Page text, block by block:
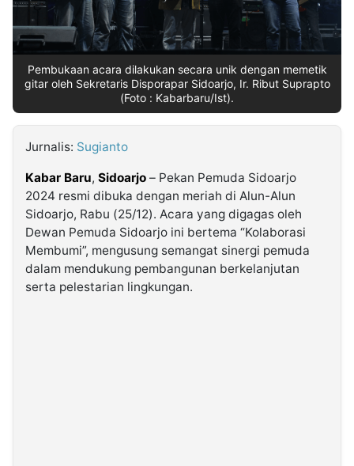
Kabarbaru.co
2026
Kabarbaru
Media
Pembukaan acara dilakukan secara unik dengan memetik
gitar oleh Sekretaris Disporapar Sidoarjo, Ir. Ribut Suprapto
(Foto : Kabarbaru/Ist).
Jurnalis: Sugianto
Kabar Baru, Sidoarjo – Pekan Pemuda Sidoarjo
2024 resmi dibuka dengan meriah di Alun-Alun
Sidoarjo, Rabu (25/12). Acara yang digagas oleh
Dewan Pemuda Sidoarjo ini bertema “Kolaborasi
Membumi”, mengusung semangat sinergi pemuda
dalam mendukung pembangunan berkelanjutan
serta pelestarian lingkungan.